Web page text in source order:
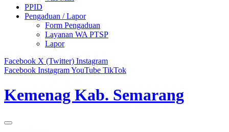
PPID
Pengaduan / Lapor
Form Pengaduan
Layanan WA PTSP
Lapor
Facebook X (Twitter) Instagram
Facebook InstagramYouTube TikTok
Kemenag Kab. Semarang